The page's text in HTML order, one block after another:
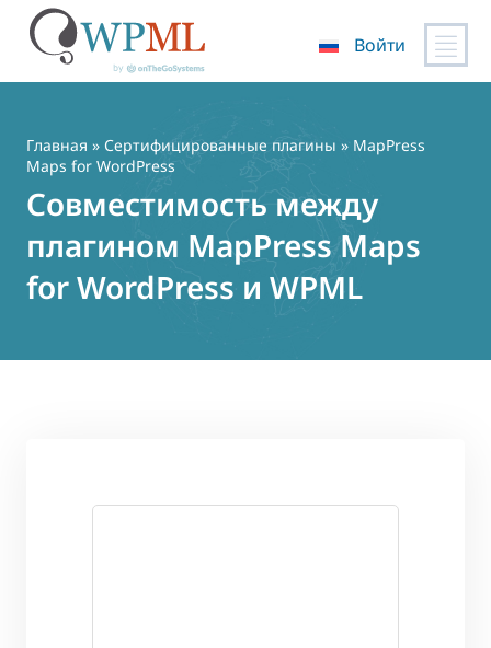
содержимому
Войти
Главная » Сертифицированные плагины » MapPress
Maps for WordPress
Совместимость между
плагином MapPress Maps
for WordPress и WPML